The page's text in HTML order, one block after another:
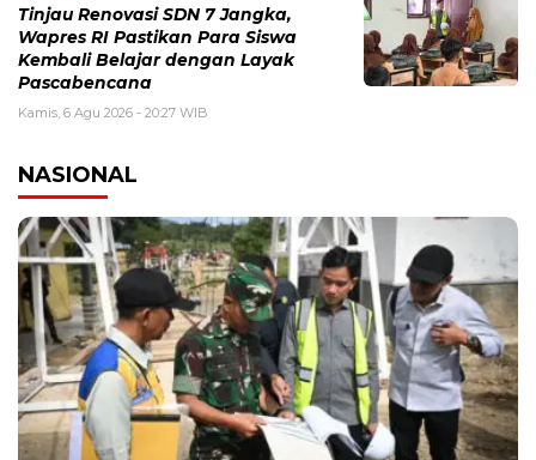
Tinjau Renovasi SDN 7 Jangka,
Wapres RI Pastikan Para Siswa
Kembali Belajar dengan Layak
Pascabencana
Kamis, 6 Agu 2026 - 20:27 WIB
NASIONAL